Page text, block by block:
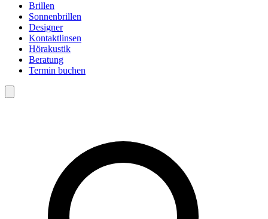
Brillen
Sonnenbrillen
Designer
Kontaktlinsen
Hörakustik
Beratung
Termin buchen